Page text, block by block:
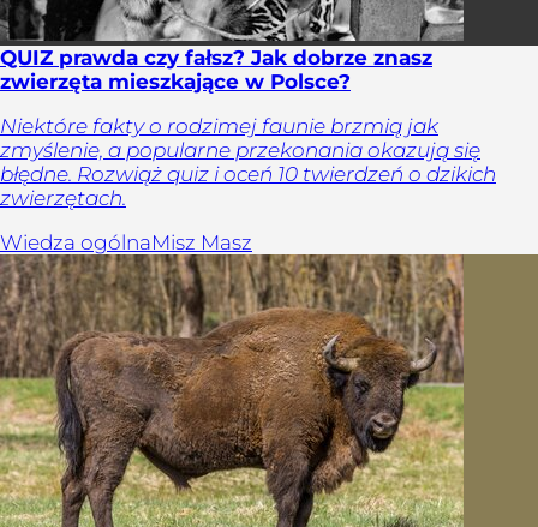
QUIZ prawda czy fałsz? Jak dobrze znasz
zwierzęta mieszkające w Polsce?
Niektóre fakty o rodzimej faunie brzmią jak
zmyślenie, a popularne przekonania okazują się
błędne. Rozwiąż quiz i oceń 10 twierdzeń o dzikich
zwierzętach.
Wiedza ogólnaMisz Masz